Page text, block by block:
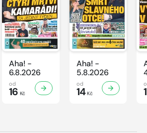
Aha! -
6.8.2026
od
16 Kč
Aha! -
5.8.2026
od
14Kč